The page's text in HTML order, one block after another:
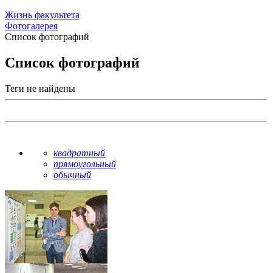
Жизнь факультета
Фотогалерея
Список фотографий
Список фотографий
Теги не найдены
квадратный
прямоугольный
обычный